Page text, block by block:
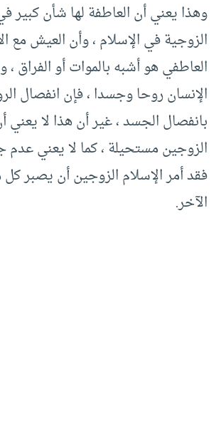
وهذا يعني أن العاطفة لها شأن كبير
الزوجية في الإسلام ، وأن العيش مع
العاطفي هو أشبه بالموات أو الفراق ،
الإنسان روحا وجسدا ، فإن انفصال
بانفصال الجسد ، غير أن هذا لا يعني
الزوجين مستحيلة ، كما لا يعني عدم
فقد أمر الإسلام الزوجين أن يصبر كل
الآخر.